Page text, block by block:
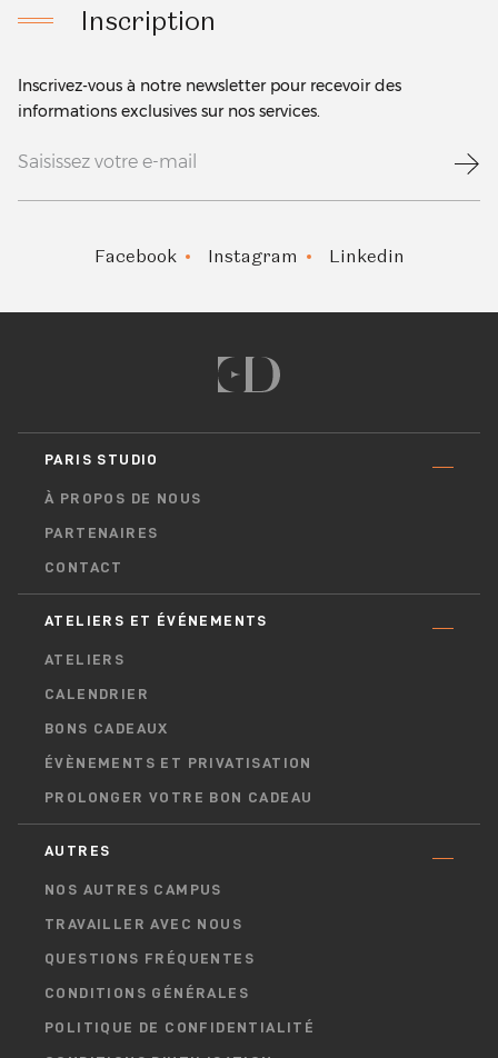
Inscription
Inscrivez-vous à notre newsletter pour recevoir des
informations exclusives sur nos services.
Facebook Instagram Linkedin
PARIS STUDIO
À PROPOS DE NOUS
PARTENAIRES
CONTACT
ATELIERS ET ÉVÉNEMENTS
ATELIERS
CALENDRIER
BONS CADEAUX
ÉVÈNEMENTS ET PRIVATISATION
PROLONGER VOTRE BON CADEAU
AUTRES
NOS AUTRES CAMPUS
TRAVAILLER AVEC NOUS
QUESTIONS FRÉQUENTES
CONDITIONS GÉNÉRALES
POLITIQUE DE CONFIDENTIALITÉ